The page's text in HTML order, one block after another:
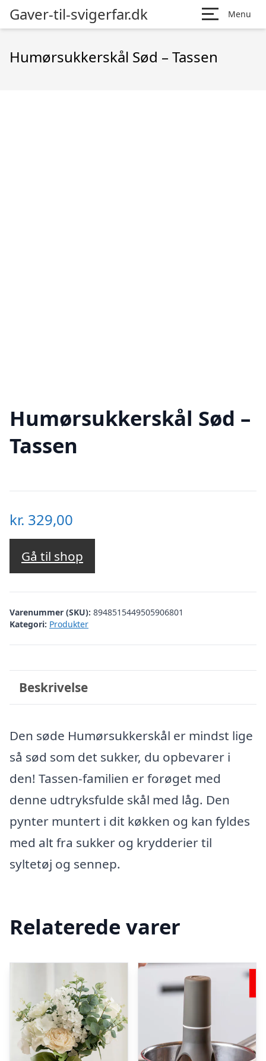
Gaver-til-svigerfar.dk Menu
Humørsukkerskål Sød – Tassen
Humørsukkerskål Sød –
Tassen
kr. 329,00
Gå til shop
Varenummer (SKU): 8948515449505906801
Kategori: Produkter
Beskrivelse
Den søde Humørsukkerskål er mindst lige
så sød som det sukker, du opbevarer i
den! Tassen-familien er forøget med
denne udtryksfulde skål med låg. Den
pynter muntert i dit køkken og kan fyldes
med alt fra sukker og krydderier til
syltetøj og sennep.
Relaterede varer